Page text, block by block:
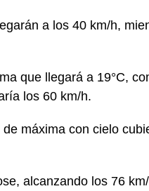
a los 40 km/h,
que llegará a 19°C,
los 60 km/h.
máxima con cielo
alcanzando los 76